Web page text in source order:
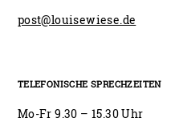
post@louisewiese.de
TELEFONISCHE SPRECHZEITEN
Mo-Fr 9.30 – 15.30 Uhr